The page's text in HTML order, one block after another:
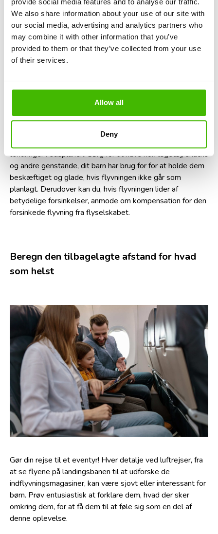
We also share information about your use of our site with
our social media, advertising and analytics partners who
may combine it with other information that you’ve
provided to them or that they’ve collected from your use
of their services.
Allow all
Deny
tasker og tage til lufthavnen. Dit barn er stadig søvnigt og
samarbejdsvilligt, med mulighed for at sove under
flyvningen.
At synkronisere med barnets søvnplan kan gøre
underværker. Hvis du ved, at dit lille barn plejer at sove
rutine og reducere chancerne for, at de bliver irritable eller
Selv hvis du vælger en tidlig morgenflyvning, skal du være
ændringer i tidsplanen. Sørg for at have nok legetøj, snacks
og andre genstande, dit barn har brug for for at holde dem
beskæftiget og glade, hvis flyvningen ikke går som
planlagt. Derudover kan du, hvis flyvningen lider af
betydelige forsinkelser, anmode om kompensation for den
forsinkede flyvning fra flyselskabet.
Beregn den tilbagelagte afstand for hvad
som helst
Gør din rejse til et eventyr! Hver detalje ved luftrejser, fra
at se flyene på landingsbanen til at udforske de
indflyvningsmagasiner, kan være sjovt eller interessant for
børn. Prøv entusiastisk at forklare dem, hvad der sker
omkring dem, for at få dem til at føle sig som en del af
denne oplevelse.